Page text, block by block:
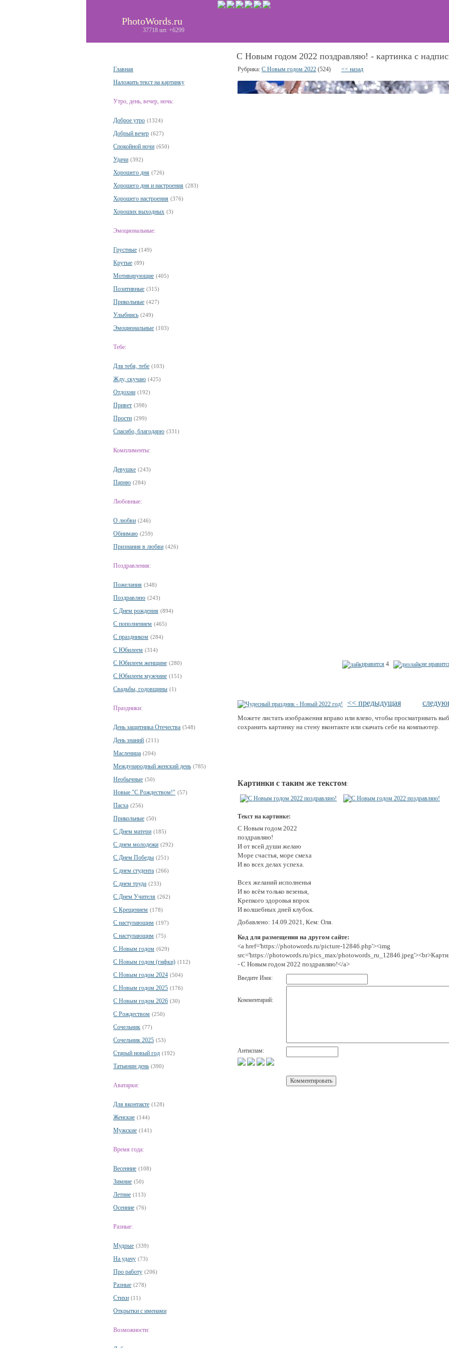
PhotoWords.ru
37718 шт. +6299
Главная
Наложить текст на картинку
Утро, день, вечер, ночь:
Доброе утро (1324)
Добрый вечер (627)
Спокойной ночи (650)
Удачи (392)
Хорошего дня (726)
Хорошего дня и настроения (283)
Хорошего настроения (376)
Хороших выходных (3)
Эмоциональные:
Грустные (149)
Крутые (89)
Мотивирующие (405)
Позитивные (315)
Прикольные (427)
Улыбнись (249)
Эмоциональные (103)
Тебе:
Для тебя, тебе (103)
Жду, скучаю (425)
Отдохни (192)
Привет (398)
Прости (299)
Спасибо, благодарю (331)
Комплименты:
Девушке (243)
Парню (284)
Любовные:
О любви (246)
Обнимаю (259)
Признания в любви (426)
Поздравления:
Пожелания (348)
Поздравляю (243)
С Днем рождения (894)
С пополнением (465)
С праздником (284)
С Юбилеем (314)
С Юбилеем женщине (280)
С Юбилеем мужчине (151)
Свадьбы, годовщины (1)
Праздники:
День защитника Отечества (548)
День знаний (211)
Масленица (204)
Международный женский день (785)
Необычные (50)
Новые "С Рождеством!" (57)
Пасха (256)
Прикольные (50)
С Днем матери (185)
С днем молодежи (292)
С Днем Победы (251)
С днем студента (266)
С днем труда (233)
С Днем Учителя (262)
С Крещением (178)
С наступающим (197)
С наступающим (75)
С Новым годом (629)
С Новым годом (гифки) (112)
С Новым годом 2024 (504)
С Новым годом 2025 (176)
С Новым годом 2026 (30)
С Рождеством (250)
Сочельник (77)
Сочельник 2025 (53)
Старый новый год (192)
Татьянин день (390)
Аватарки:
Для вконтакте (128)
Женские (144)
Мужские (141)
Время года:
Весенние (108)
Зимние (50)
Летние (113)
Осенние (76)
Разные:
Мудрые (339)
На удачу (73)
Про работу (206)
Разные (278)
Стихи (11)
Открытки с именами
Возможности:
С Новым годом 2022 поздравляю! - картинка с
Рубрика: С Новым годом 2022 (524) << назад
нравится 4 не
<< предыдущая
Можете листать изображения вправо или влево, чтобы просматривать
сохранить картинку на стену вконтакте или скачать себе на компьютер.
Картинки с таким же текстом:
Текст на картинке:
С Новым годом 2022
поздравляю!
И от всей души желаю
Море счастья, море смеха
И во всех делах успеха.
Всех желаний исполненья
И во всём только везенья,
Крепкого здоровья впрок
И волшебных дней клубок.
Добавлено: 14.09.2021, Кем: Оля.
Код для размещения на другом сайте:
<a href='https://photowords.ru/picture-12846.php'><img
src='https://photowords.ru/pics_max/
- С Новым годом 2022 поздравляю!</a>
Введите Имя:
Комментарий:
Антиспам: